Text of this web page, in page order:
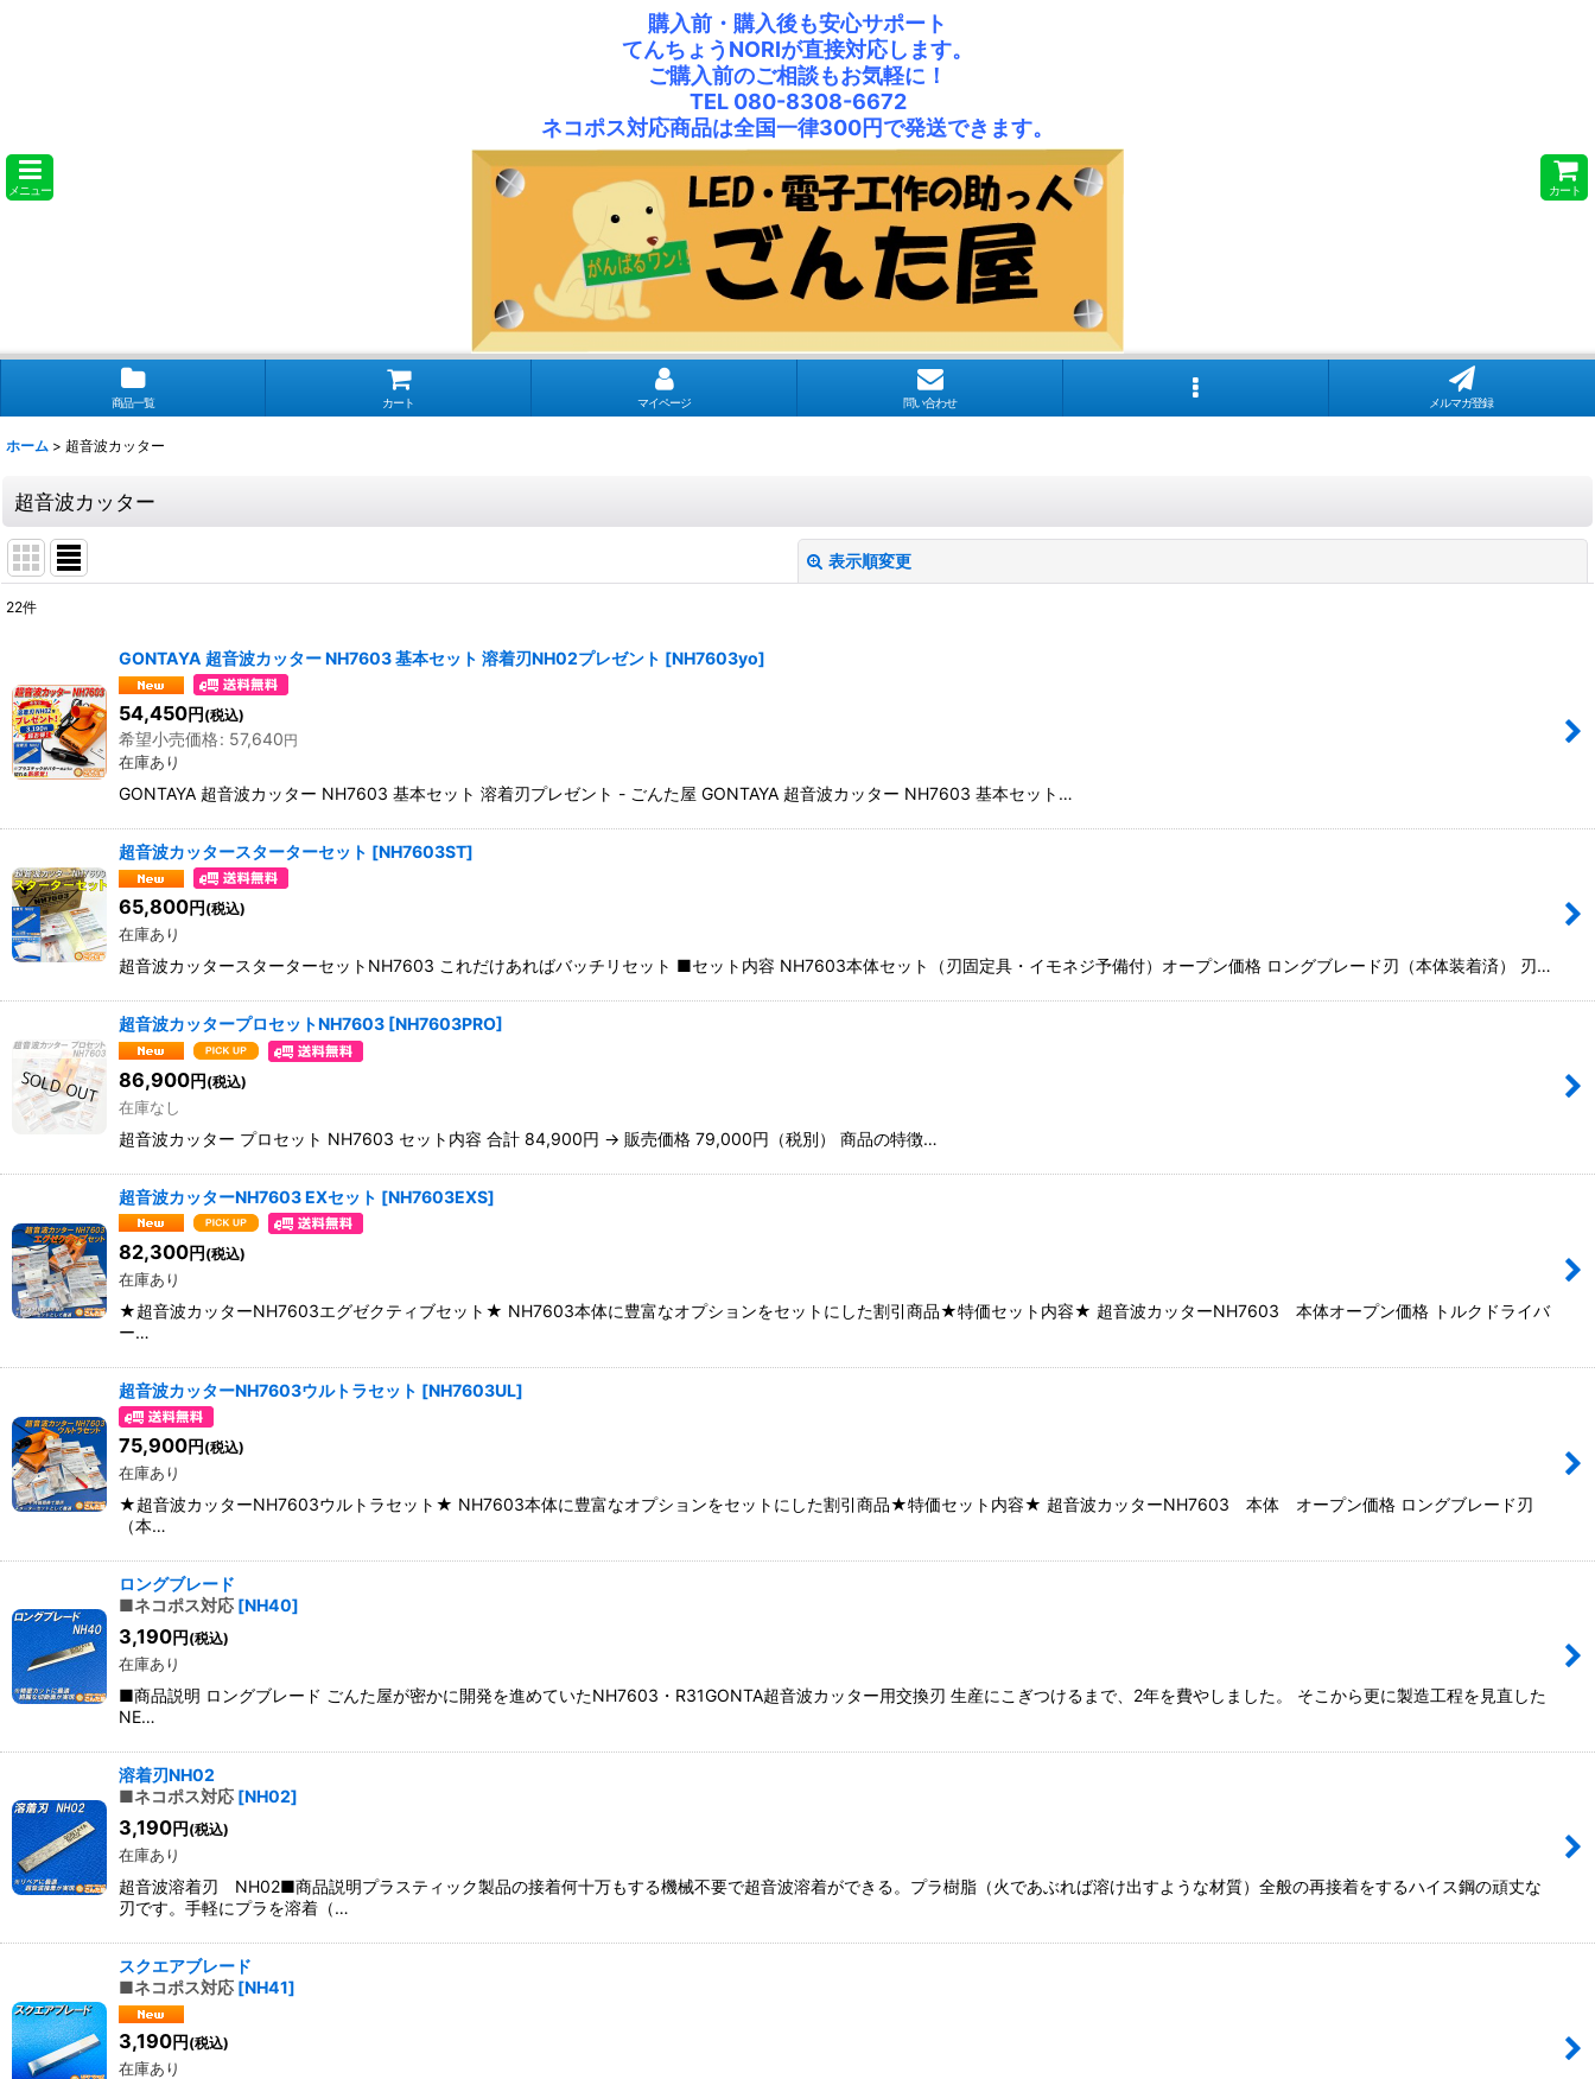
購入前・購入後も安心サポート
てんちょうNORIが直接対応します。
ご購入前のご相談もお気軽に！
TEL 080-8308-6672
ネコポス対応商品は全国一律300円で発送できます。
メニュー カート
商品一覧 カート マイページ 問い合わせ メルマガ登録
ホーム > 超音波カッター
超音波カッター
表示順変更
表示数:
並び順:
絞り込む
22件
GONTAYA 超音波カッター NH7603 基本セット 溶着刃NH02プレゼント [NH7603yo]
54,450円 (税込)
希望小売価格: 57,640円
在庫あり
GONTAYA 超音波カッター NH7603 基本セット 溶着刃プレゼント - ごんた屋 GONTAYA 超音波カッター NH7603 基本セット…
超音波カッタースターターセット [NH7603ST]
65,800円 (税込)
在庫あり
超音波カッタースターターセットNH7603 これだけあればバッチリセット ■セット内容 NH7603本体セット（刃固定具・イモネジ予備付）オープン価格 ロングブレード刃（本体装着済） 刃…
超音波カッタープロセットNH7603 [NH7603PRO]
86,900円(税込)
在庫なし
超音波カッター プロセット NH7603 セット内容 合計 84,900円 → 販売価格 79,000円（税別） 商品の特徴…
超音波カッターNH7603 EXセット [NH7603EXS]
82,300円 (税込)
在庫あり
★超音波カッターNH7603エグゼクティブセット★ NH7603本体に豊富なオプションをセットにした割引商品★特価セット内容★ 超音波カッターNH7603 本体オープン価格 トルクドライバ
ー…
超音波カッターNH7603ウルトラセット [NH7603UL]
75,900円 (税込)
在庫あり
★超音波カッターNH7603ウルトラセット★ NH7603本体に豊富なオプションをセットにした割引商品★特価セット内容★ 超音波カッターNH7603 本体 オープン価格 ロングブレード刃
（本…
ロングブレード
■ネコポス対応 [NH40]
3,190円 (税込)
在庫あり
■商品説明 ロングブレード ごんた屋が密かに開発を進めていたNH7603・R31GONTA超音波カッター用交換刃 生産にこぎつけるまで、2年を費やしました。 そこから更に製造工程を見直した
NE…
溶着刃NH02
■ネコポス対応 [NH02]
3,190円 (税込)
在庫あり
超音波溶着刃 NH02■商品説明プラスティック製品の接着何十万もする機械不要で超音波溶着ができる。プラ樹脂（火であぶれば溶け出すような材質）全般の再接着をするハイス鋼の頑丈な
刃です。手軽にプラを溶着（…
スクエアブレード
■ネコポス対応 [NH41]
3,190円(税込)
在庫あり